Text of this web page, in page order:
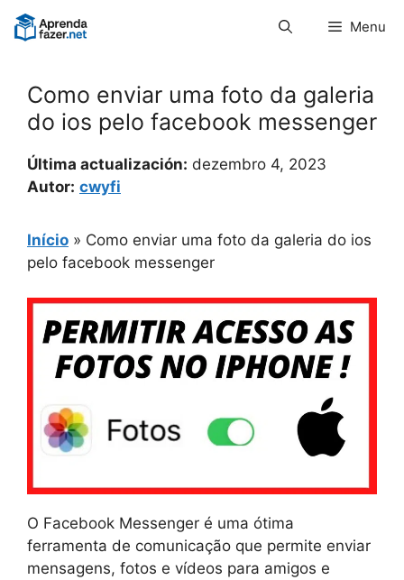
Pular
para
Menu
Como enviar uma foto da galeria
do ios pelo facebook messenger
Última actualización: dezembro 4, 2023
Autor: cwyfi
Início » Como enviar uma foto da galeria do ios
pelo facebook messenger
O Facebook Messenger é uma ótima
ferramenta de comunicação que permite enviar
mensagens, fotos e vídeos para amigos e